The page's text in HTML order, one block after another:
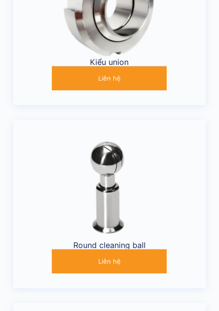
Kiểu union
Liên hệ
Round cleaning ball
Liên hệ